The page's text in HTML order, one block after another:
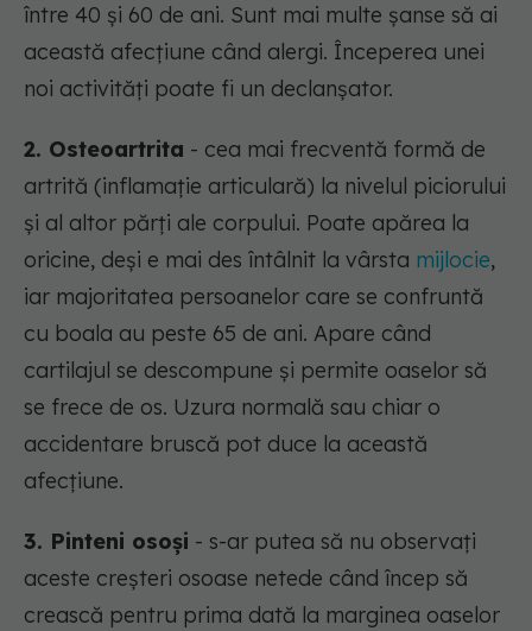
între 40 și 60 de ani. Sunt mai multe șanse să ai
această afecțiune când alergi. Începerea unei
noi activități poate fi un declanșator.
2. Osteoartrita - cea mai frecventă formă de
artrită (inflamație articulară) la nivelul piciorului
și al altor părți ale corpului. Poate apărea la
oricine, deși e mai des întâlnit la vârsta mijlocie,
iar majoritatea persoanelor care se confruntă
cu boala au peste 65 de ani. Apare când
cartilajul se descompune și permite oaselor să
se frece de os. Uzura normală sau chiar o
accidentare bruscă pot duce la această
afecțiune.
3. Pinteni osoși - s-ar putea să nu observați
aceste creșteri osoase netede când încep să
crească pentru prima dată la marginea oaselor